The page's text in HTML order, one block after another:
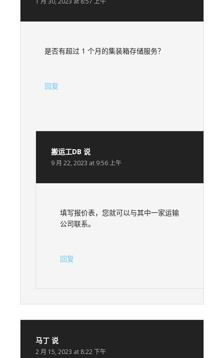
是否有超过 1 个月的集装箱存储服务？
回复
搬运工DB 说
9 月 22, 2023 at 9:56 上午
填写报价表，您就可以与其中一家运输
公司联系。
回复
马丁 说
2 月 15, 2023 at 8:22 下午